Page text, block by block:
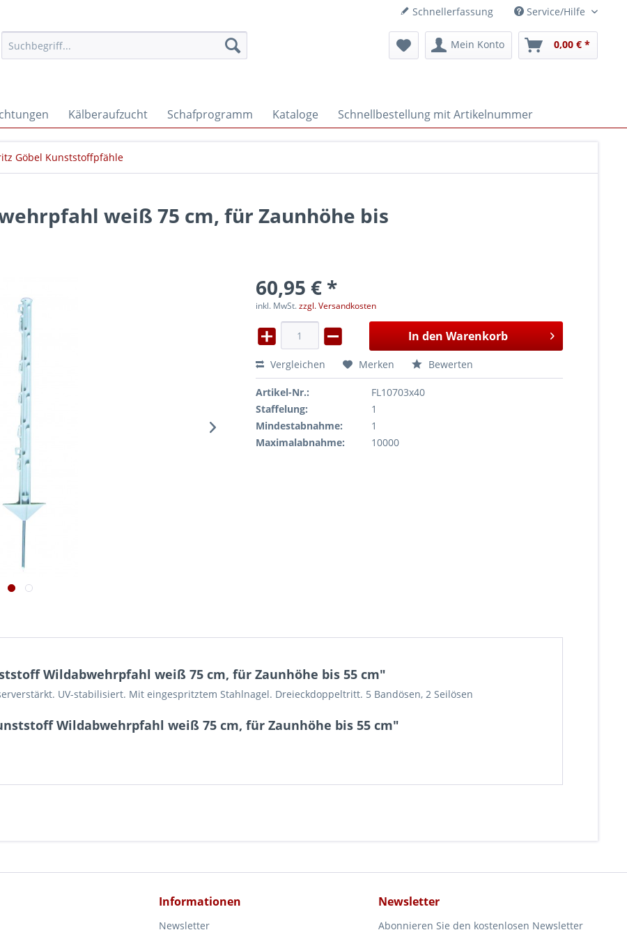
Schnellerfassung Service/Hilfe
Mein Konto 0,00 € *
Kälberaufzucht Schafprogramm Kataloge Schnellbestellung mit Artikelnummer
Göbel Kunststoffpfähle
weiß 75 cm, für Zaunhöhe bis
60,95 € *
inkl. MwSt.zzgl. Versandkosten
In den Warenkorb
Vergleichen Merken Bewerten
Artikel-Nr.:
FL10703x40
Staffelung:
1
Mindestabnahme:
1
Maximalabnahme:
10000
Wildabwehrpfahl weiß 75 cm, für Zaunhöhe bis 55 cm"
UV-stabilisiert. Mit eingespritztem Stahlnagel. Dreieckdoppeltritt. 5 Bandösen, 2 Seilösen
Wildabwehrpfahl weiß 75 cm, für Zaunhöhe bis 55 cm"
Informationen
Newsletter
Newsletter
Abonnieren Sie den kostenlosen Newsletter